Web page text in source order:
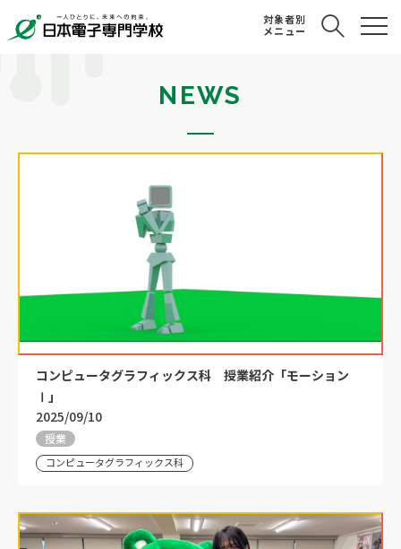
対象者別
メニュー
NEWS
コンピュータグラフィックス科 授業紹介「モーション
Ⅰ」
2025/09/10
授業
コンピュータグラフィックス科